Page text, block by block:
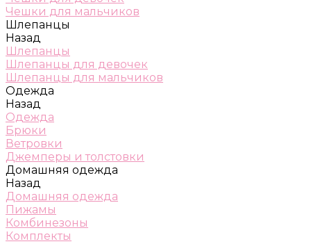
Чешки для мальчиков
Шлепанцы
Назад
Шлепанцы
Шлепанцы для девочек
Шлепанцы для мальчиков
Одежда
Назад
Одежда
Брюки
Ветровки
Джемперы и толстовки
Домашняя одежда
Назад
Домашняя одежда
Пижамы
Комбинезоны
Комплекты